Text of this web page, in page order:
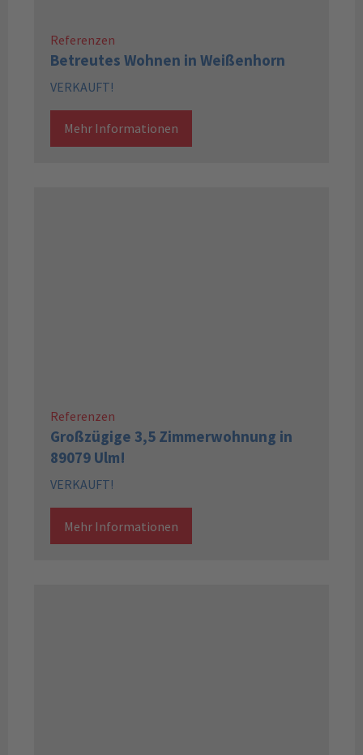
Referenzen
Betreutes Wohnen in Weißenhorn
VERKAUFT!
Mehr Informationen
Referenzen
Großzügige 3,5 Zimmerwohnung in
89079 Ulm!
VERKAUFT!
Mehr Informationen